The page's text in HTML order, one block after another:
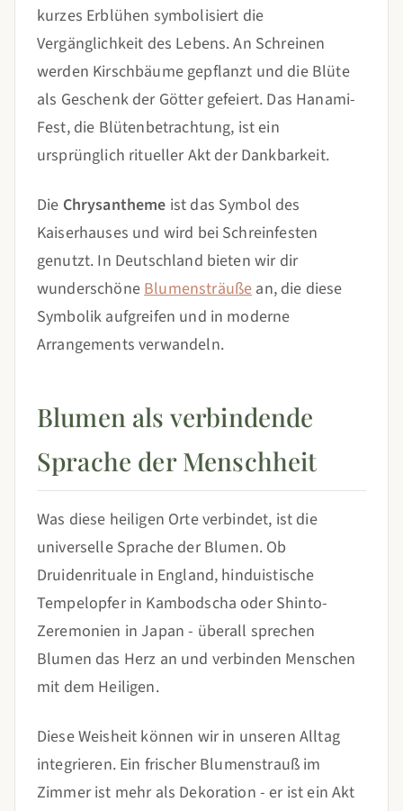
kurzes Erblühen symbolisiert die
Vergänglichkeit des Lebens. An Schreinen
werden Kirschbäume gepflanzt und die Blüte
als Geschenk der Götter gefeiert. Das Hanami-
Fest, die Blütenbetrachtung, ist ein
ursprünglich ritueller Akt der Dankbarkeit.
Die Chrysantheme ist das Symbol des
Kaiserhauses und wird bei Schreinfesten
genutzt. In Deutschland bieten wir dir
wunderschöneBlumensträußean, die diese
Symbolik aufgreifen und in moderne
Arrangements verwandeln.
Blumen als verbindende
Sprache der Menschheit
Was diese heiligen Orte verbindet, ist die
universelle Sprache der Blumen. Ob
Druidenrituale in England, hinduistische
Tempelopfer in Kambodscha oder Shinto-
Zeremonien in Japan - überall sprechen
Blumen das Herz an und verbinden Menschen
mit dem Heiligen.
Diese Weisheit können wir in unseren Alltag
integrieren. Ein frischer Blumenstrauß im
Zimmer ist mehr als Dekoration - er ist ein Akt